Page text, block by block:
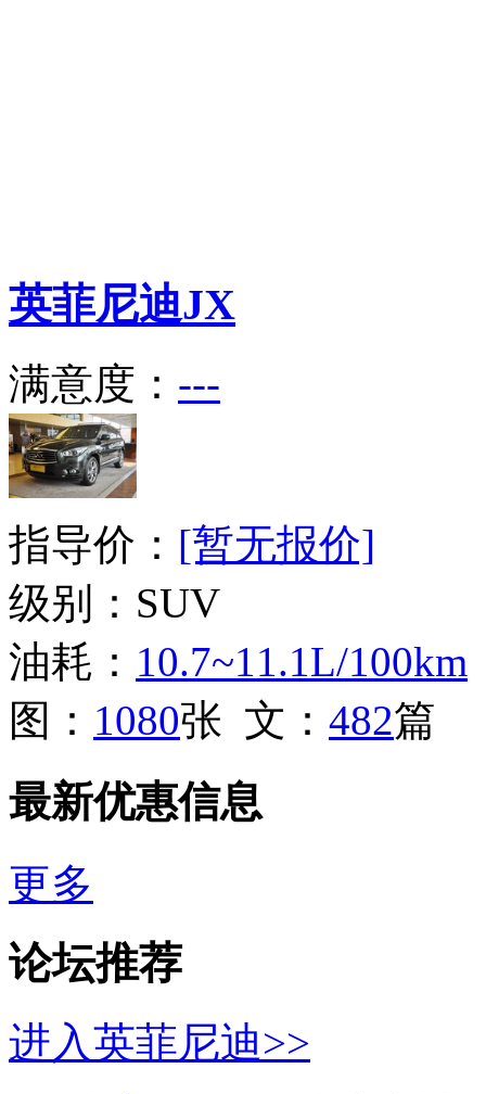
英菲尼迪JX
满意度： ---
指导价： [暂无报价]
级别：SUV
油耗： 10.7~11.1L/100km
图： 1080张 文： 482篇
最新优惠信息
更多
论坛推荐
进入英菲尼迪>>